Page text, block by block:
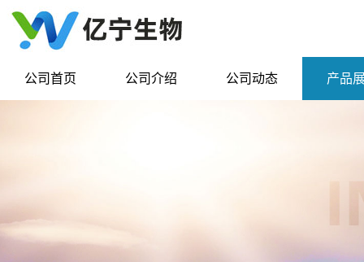
公司首页 公司介绍 公司动态 产品